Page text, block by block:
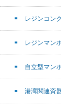
レジンコン
レジンマン
自立型マン
港湾関連資